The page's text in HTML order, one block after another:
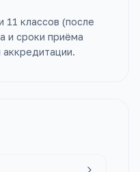
классов (после
и сроки приёма